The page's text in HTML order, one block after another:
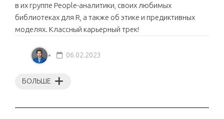
в их группе People-аналитики, своих любимых
библиотеках для R, а также об этике и предиктивных
моделях. Классный карьерный трек!
БОЛЬШЕ
06.02.2023